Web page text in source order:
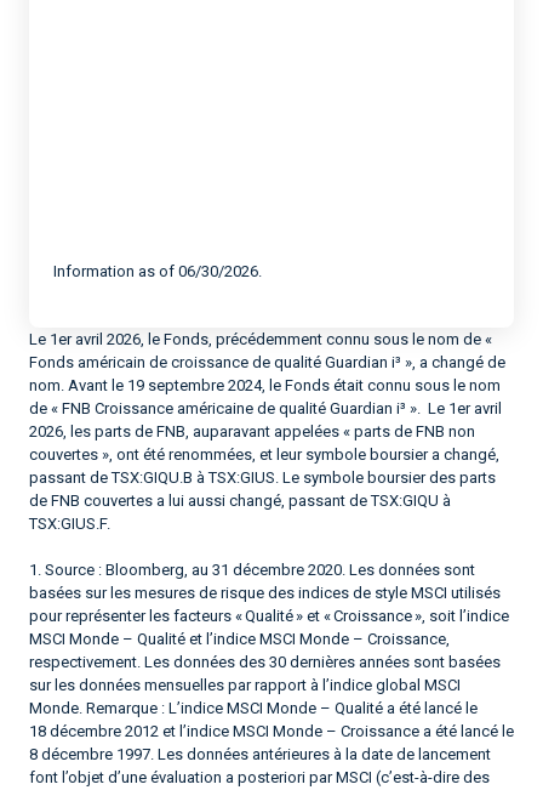
Information as of 06/30/2026.
Le 1er avril 2026, le Fonds, précédemment connu sous le nom de «
Fonds américain de croissance de qualité Guardian i³ », a changé de
nom. Avant le 19 septembre 2024, le Fonds était connu sous le nom
de « FNB Croissance américaine de qualité Guardian i³ ». Le 1er avril
2026, les parts de FNB, auparavant appelées « parts de FNB non
couvertes », ont été renommées, et leur symbole boursier a changé,
passant de TSX:GIQU.B à TSX:GIUS. Le symbole boursier des parts
de FNB couvertes a lui aussi changé, passant de TSX:GIQU à
TSX:GIUS.F.
1. Source : Bloomberg, au 31 décembre 2020. Les données sont
basées sur les mesures de risque des indices de style MSCI utilisés
pour représenter les facteurs « Qualité » et « Croissance », soit l’indice
MSCI Monde – Qualité et l’indice MSCI Monde – Croissance,
respectivement. Les données des 30 dernières années sont basées
sur les données mensuelles par rapport à l’indice global MSCI
Monde. Remarque : L’indice MSCI Monde – Qualité a été lancé le
18 décembre 2012 et l’indice MSCI Monde – Croissance a été lancé le
8 décembre 1997. Les données antérieures à la date de lancement
font l’objet d’une évaluation a posteriori par MSCI (c’est-à-dire des